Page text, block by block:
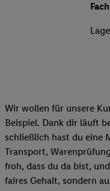
Wir wollen für unsere
Beispiel. Dank dir läuft
schließlich hast du eine
Transport,
froh, dass du da bist,
faires Gehalt, sondern